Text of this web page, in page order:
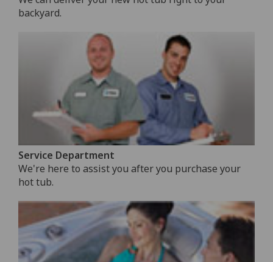
backyard.
Service Department
We're here to assist you after you purchase your
hot tub.